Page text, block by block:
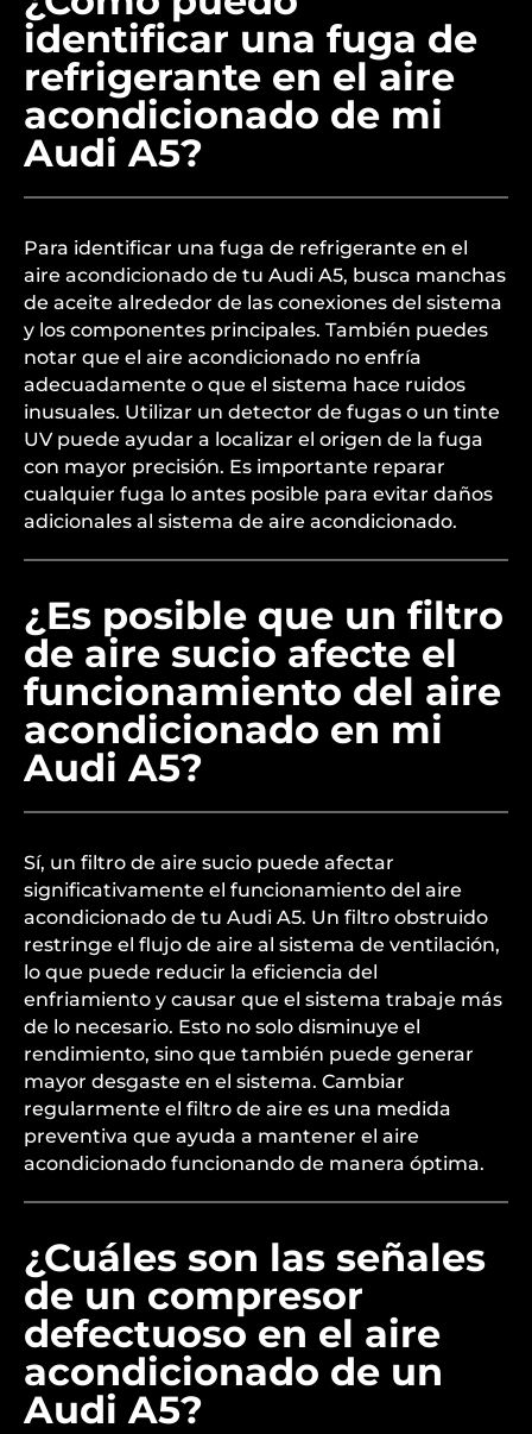
identificar una fuga de
refrigerante en el aire
acondicionado de mi
Audi A5?
Para identificar una fuga de refrigerante en el
aire acondicionado de tu Audi A5, busca manchas
de aceite alrededor de las conexiones del sistema
y los componentes principales. También puedes
notar que el aire acondicionado no enfría
adecuadamente o que el sistema hace ruidos
inusuales. Utilizar un detector de fugas o un tinte
UV puede ayudar a localizar el origen de la fuga
con mayor precisión. Es importante reparar
cualquier fuga lo antes posible para evitar daños
adicionales al sistema de aire acondicionado.
¿Es posible que un filtro
de aire sucio afecte el
funcionamiento del aire
acondicionado en mi
Audi A5?
Sí, un filtro de aire sucio puede afectar
significativamente el funcionamiento del aire
acondicionado de tu Audi A5. Un filtro obstruido
restringe el flujo de aire al sistema de ventilación,
lo que puede reducir la eficiencia del
enfriamiento y causar que el sistema trabaje más
de lo necesario. Esto no solo disminuye el
rendimiento, sino que también puede generar
mayor desgaste en el sistema. Cambiar
regularmente el filtro de aire es una medida
preventiva que ayuda a mantener el aire
acondicionado funcionando de manera óptima.
¿Cuáles son las señales
de un compresor
defectuoso en el aire
acondicionado de un
Audi A5?